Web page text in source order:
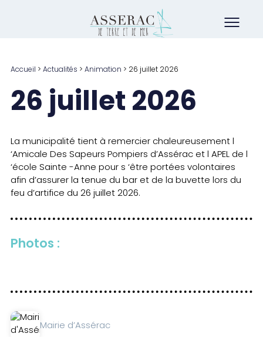
Accueil > Actualités > Animation > 26 juillet 2026
26 juillet 2026
La municipalité tient à remercier chaleureusement l
‘Amicale Des Sapeurs Pompiers d’Assérac et l APEL de l
‘école Sainte -Anne pour s ‘être portées volontaires
afin d’assurer la tenue du bar et de la buvette lors du
feu d’artifice du 26 juillet 2026.
Photos :
Mairie d’Assérac